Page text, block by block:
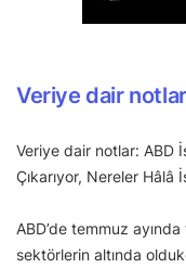
Veriye dair
Veriye dair notlar: ABD
Çıkarıyor, Nereler Hâlâ
ABD’de temmuz
sektörlerin altında